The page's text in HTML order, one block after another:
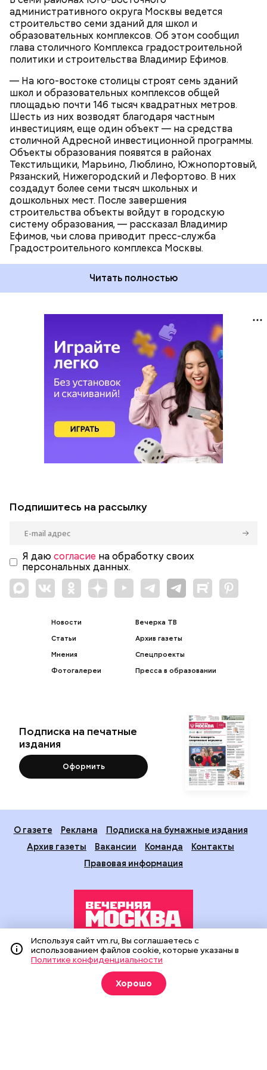
административного округа Москвы ведется
строительство семи зданий для школ и
образовательных комплексов. Об этом сообщил
глава столичного Комплекса градостроительной
политики и строительства Владимир Ефимов.
— На юго-востоке столицы строят семь зданий
школ и образовательных комплексов общей
площадью почти 146 тысяч квадратных метров.
Шесть из них возводят благодаря частным
инвестициям, еще один объект — на средства
столичной Адресной инвестиционной программы.
Объекты образования появятся в районах
Текстильщики, Марьино, Люблино, Южнопортовый,
Рязанский, Нижегородский и Лефортово. В них
создадут более семи тысяч школьных и
дошкольных мест. После завершения
строительства объекты войдут в городскую
систему образования, — рассказал Владимир
Ефимов, чьи слова приводит пресс-служба
Градостроительного комплекса Москвы.
шаговой доступности от жилых кварталов.
Благодаря этому снизится нагрузка на
существующие учебные организации, обучение
будет проходить в комфортных условиях, появятся
новые образовательные возможности.
застройщик передаст здание городу.
Читать полностью
СТРОИТЕЛЬСТВО
ВЛАДИМИР ЕФИМОВ
Подпишитесь на рассылку
Я даю согласие на обработку своих
персональных данных.
Новости
Статьи
Мнения
Фотогалереи
Вечерка ТВ
Архив газеты
Спецпроекты
Пресса в образовании
Подписка на печатные
издания
Оформить
О газете Реклама
Подписка на бумажные издания
Архив газеты
Вакансии Команда
Контакты
Правовая информация
Издание создано при финансовой поддержке Департамента
средств массовой информации и рекламы города Москвы.
На сайте применяются рекомендательные технологии
(информационные технологии предоставления информации
на основе сбора, систематизации и анализа сведений,
Используя сайт vm.ru, Вы соглашаетесь с
использованием файлов cookie, которые указаны в
Политике конфиденциальности
Хорошо